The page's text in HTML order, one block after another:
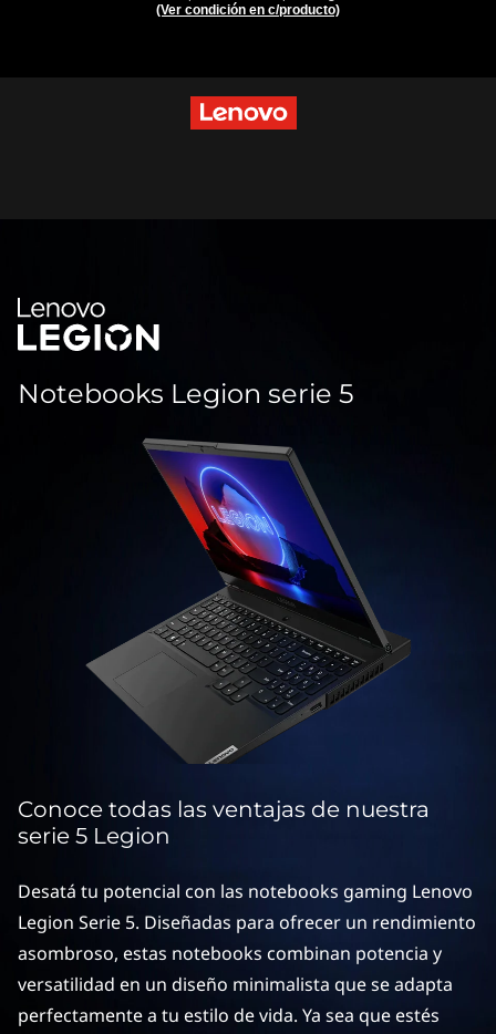
k
s
L
e
5
(Ver condición en c/producto)
Ir al contenido principal
Notebooks Legion serie 5
Conoce todas las ventajas de nuestra
serie 5 Legion
Desatá tu potencial con las notebooks gaming Lenovo
Legion Serie 5. Diseñadas para ofrecer un rendimiento
asombroso, estas notebooks combinan potencia y
versatilidad en un diseño minimalista que se adapta
perfectamente a tu estilo de vida. Ya sea que estés